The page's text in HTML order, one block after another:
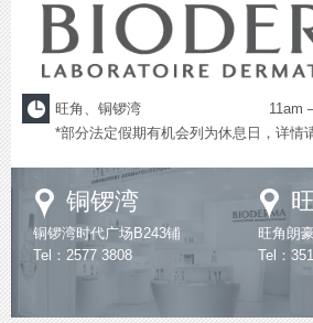
旺角、铜锣湾
11am
*部分法定假期有机会列为休息日，详情
Google
Maps
铜锣湾
铜锣湾时代广场B243铺
Tel：2577 3808
旺角朗
Tel：